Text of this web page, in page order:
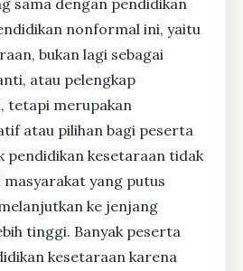
nonformal ini, yaitu
bukan lagi sebagai
atau pelengkap
tetapi merupakan
atau pilihan bagi peserta
pendidikan kesetaraan tidak
yang putus
ke jenjang
tinggi. Banyak peserta
kesetaraan karena